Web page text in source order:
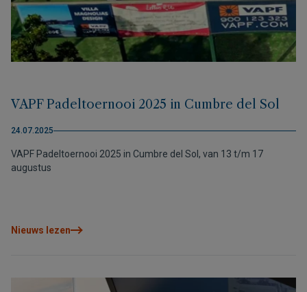
VAPF Padeltoernooi 2025 in Cumbre del Sol
24.07.2025
VAPF Padeltoernooi 2025 in Cumbre del Sol, van 13 t/m 17
augustus
Nieuws lezen